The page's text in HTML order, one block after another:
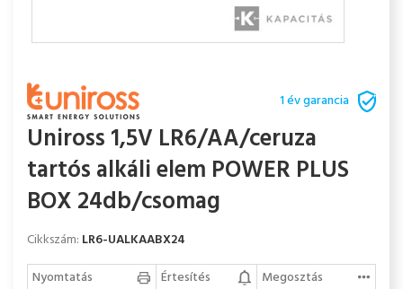
1 év garancia
Uniross 1,5V LR6/AA/ceruza
tartós alkáli elem POWER PLUS
BOX 24db/csomag
Cikkszám: LR6-UALKAABX24
Nyomtatás
Értesítés
Megosztás